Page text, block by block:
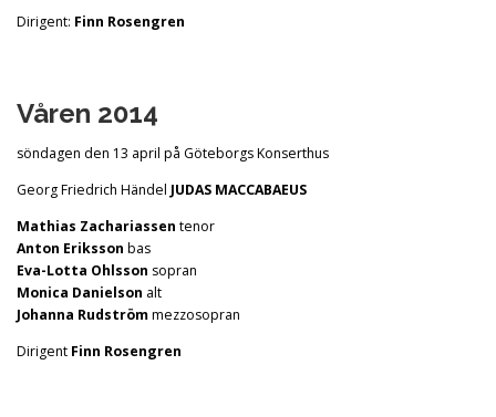
Dirigent: Finn Rosengren
Våren 2014
söndagen den 13 april på Göteborgs Konserthus
Georg Friedrich Händel JUDAS MACCABAEUS
Mathias Zachariassen tenor
Anton Eriksson bas
Eva-Lotta Ohlsson sopran
Monica Danielson alt
Johanna Rudströmmezzosopran
Dirigent Finn Rosengren